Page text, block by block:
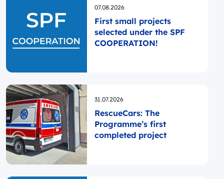
Opublikowano
07.08.2026
First small projects
selected under the SPF
COOPERATION!
Opublikowano
31.07.2026
RescueCars: The
Programme’s first
completed project